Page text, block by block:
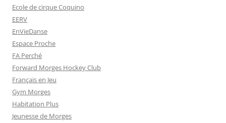
Ecole de cirque Coquino
EERV
EnVieDanse
Espace Proche
FA Perché
Forward Morges Hockey Club
Français en Jeu
Gym Morges
Habitation Plus
Jeunesse de Morges